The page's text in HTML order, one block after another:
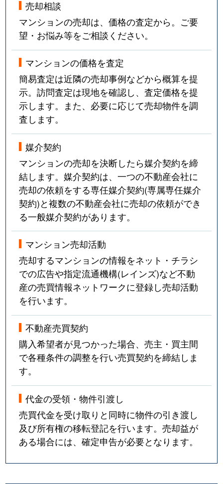
売却相談
マンションの売却は、価格の査定から。ご要
望・お悩み等をご相談ください。
マンションの価格を査定
簡易査定は近隣の売却事例などから概算を提
示。訪問査定は現地を確認し、査定価格を提
示します。また、必要に応じて売却物件を調
査します。
媒介契約
マンションの売却を決断したら媒介契約を締
結します。媒介契約は、一つの不動産会社に
売却の依頼をする専任媒介契約(専属専任媒介
契約)と複数の不動産会社に売却の依頼ができ
る一般媒介契約があります。
マンション売却活動
売却するマンションの情報をネット・チラシ
での広告や指定流通機構(レインズ)など不動
産の売買情報ネットワークに登録し売却活動
を行います。
不動産売買契約
購入希望者が見つかった場合、売主・買主間
で各種条件の調整を行い売買契約を締結しま
す。
代金の受領・物件引渡し
売買代金を受け取りと同時に物件の引き渡し
及び所有権の移転登記を行います。売却益が
ある場合には、確定申告が必要となります。